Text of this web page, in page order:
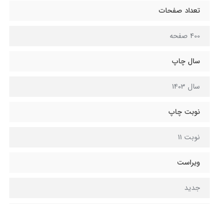
تعداد صفحات
400 صفحه
سال چاپ
سال 1403
نوبت چاپ
نوبت 11
ویراست
جدید